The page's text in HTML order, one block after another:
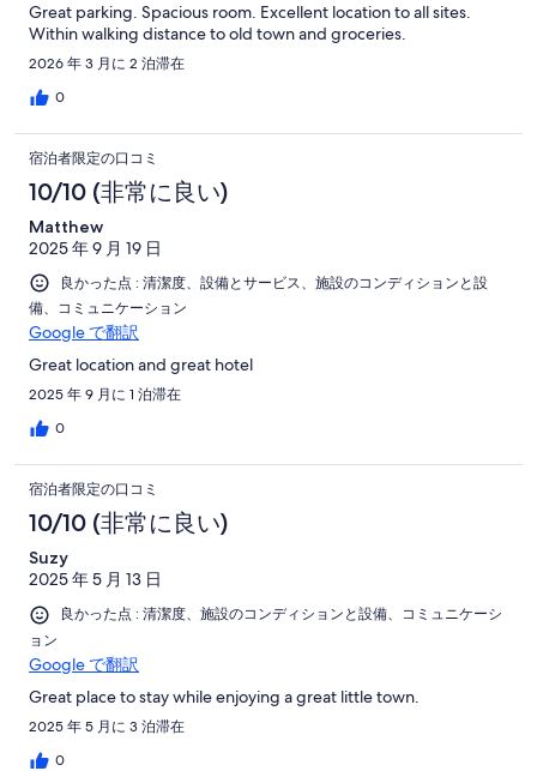
Great parking. Spacious room. Excellent location to all sites.
Within walking distance to old town and groceries.
2026 年 3 月に 2 泊滞在
0
宿泊者限定の口コミ
10/10 (非常に良い)
Matthew
2025 年 9 月 19 日
良かった点 : 清潔度、設備とサービス、施設のコンディションと設
備、コミュニケーション
Google で翻訳
Great location and great hotel
2025 年 9 月に 1 泊滞在
0
宿泊者限定の口コミ
10/10 (非常に良い)
Suzy
2025 年 5 月 13 日
良かった点 : 清潔度、施設のコンディションと設備、コミュニケーシ
ョン
Google で翻訳
Great place to stay while enjoying a great little town.
2025 年 5 月に 3 泊滞在
0